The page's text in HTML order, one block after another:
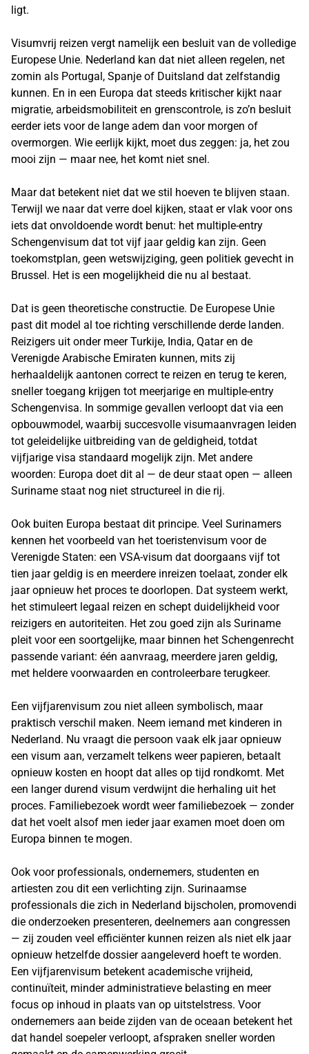
ligt.
Visumvrij reizen vergt namelijk een besluit van de volledige
Europese Unie. Nederland kan dat niet alleen regelen, net
zomin als Portugal, Spanje of Duitsland dat zelfstandig
kunnen. En in een Europa dat steeds kritischer kijkt naar
migratie, arbeidsmobiliteit en grenscontrole, is zo’n besluit
eerder iets voor de lange adem dan voor morgen of
overmorgen. Wie eerlijk kijkt, moet dus zeggen: ja, het zou
mooi zijn — maar nee, het komt niet snel.
Maar dat betekent niet dat we stil hoeven te blijven staan.
Terwijl we naar dat verre doel kijken, staat er vlak voor ons
iets dat onvoldoende wordt benut: het multiple-entry
Schengenvisum dat tot vijf jaar geldig kan zijn. Geen
toekomstplan, geen wetswijziging, geen politiek gevecht in
Brussel. Het is een mogelijkheid die nu al bestaat.
Dat is geen theoretische constructie. De Europese Unie
past dit model al toe richting verschillende derde landen.
Reizigers uit onder meer Turkije, India, Qatar en de
Verenigde Arabische Emiraten kunnen, mits zij
herhaaldelijk aantonen correct te reizen en terug te keren,
sneller toegang krijgen tot meerjarige en multiple-entry
Schengenvisa. In sommige gevallen verloopt dat via een
opbouwmodel, waarbij succesvolle visumaanvragen leiden
tot geleidelijke uitbreiding van de geldigheid, totdat
vijfjarige visa standaard mogelijk zijn. Met andere
woorden: Europa doet dit al — de deur staat open — alleen
Suriname staat nog niet structureel in die rij.
Ook buiten Europa bestaat dit principe. Veel Surinamers
kennen het voorbeeld van het toeristenvisum voor de
Verenigde Staten: een VSA-visum dat doorgaans vijf tot
tien jaar geldig is en meerdere inreizen toelaat, zonder elk
jaar opnieuw het proces te doorlopen. Dat systeem werkt,
het stimuleert legaal reizen en schept duidelijkheid voor
reizigers en autoriteiten. Het zou goed zijn als Suriname
pleit voor een soortgelijke, maar binnen het Schengenrecht
passende variant: één aanvraag, meerdere jaren geldig,
met heldere voorwaarden en controleerbare terugkeer.
Een vijfjarenvisum zou niet alleen symbolisch, maar
praktisch verschil maken. Neem iemand met kinderen in
Nederland. Nu vraagt die persoon vaak elk jaar opnieuw
een visum aan, verzamelt telkens weer papieren, betaalt
opnieuw kosten en hoopt dat alles op tijd rondkomt. Met
een langer durend visum verdwijnt die herhaling uit het
proces. Familiebezoek wordt weer familiebezoek — zonder
dat het voelt alsof men ieder jaar examen moet doen om
Europa binnen te mogen.
Ook voor professionals, ondernemers, studenten en
artiesten zou dit een verlichting zijn. Surinaamse
professionals die zich in Nederland bijscholen, promovendi
die onderzoeken presenteren, deelnemers aan congressen
— zij zouden veel efficiënter kunnen reizen als niet elk jaar
opnieuw hetzelfde dossier aangeleverd hoeft te worden.
Een vijfjarenvisum betekent academische vrijheid,
continuïteit, minder administratieve belasting en meer
focus op inhoud in plaats van op uitstelstress. Voor
ondernemers aan beide zijden van de oceaan betekent het
dat handel soepeler verloopt, afspraken sneller worden